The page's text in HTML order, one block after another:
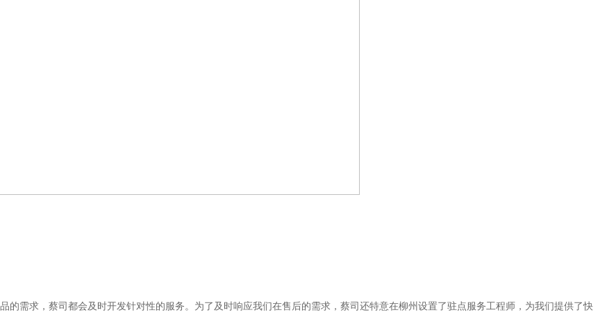
需求，蔡司都会及时开发针对性的服务。为了及时响应我们在售后的需求，蔡司还特意在柳州设置了驻点服务工程师，为我们提供了快